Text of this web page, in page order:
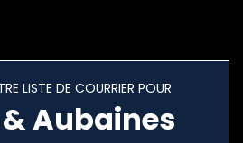
LISTE DE COURRIER POUR
Aubaines